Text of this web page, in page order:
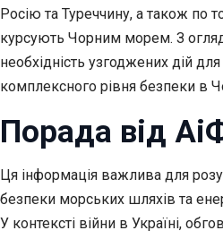
Росію та Туреччину, а також по
курсують Чорним морем. З
необхідність узгоджених дій
комплексного рівня безпеки в
Порада від
Ця інформація важлива для
безпеки морських шляхів та
У контексті війни в Україні,